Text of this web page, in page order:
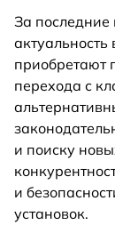
За последние
приобретают
перехода с
и поиску
и
установок.